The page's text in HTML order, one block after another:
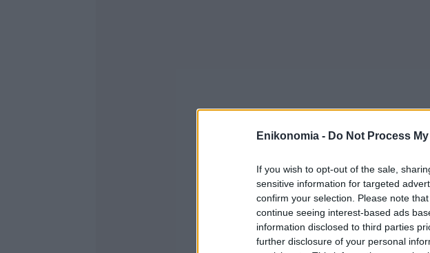
Enikonomia - Do Not Process
If you wish to opt-out of the sale,
sensitive information for targeted
confirm your selection. Please note
continue seeing interest-based ads
information disclosed to third parties
further disclosure of your personal